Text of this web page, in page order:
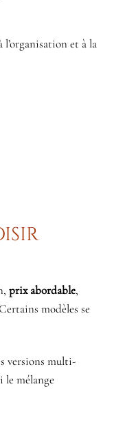
l’organisation et à la
prix abordable,
modèles se
versions multi-
le mélange